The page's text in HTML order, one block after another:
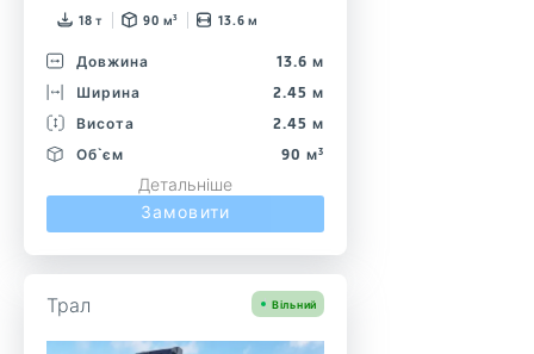
18 т 90 м³ 13.6 м
Довжина
13.6 м
Ширина
2.45 м
Висота
2.45 м
Об`єм
90 м³
Детальніше
Замовити
Трал Вільний